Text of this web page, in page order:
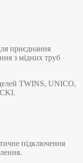
приєднання
з мідних труб
TWINS, UNICO,
підключення